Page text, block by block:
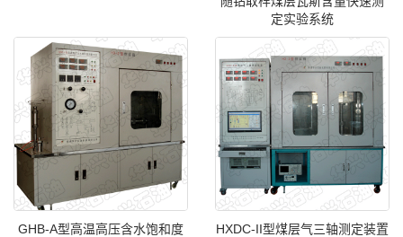
定实验系统
GHB-A型高温高压含水饱和度
HXDC-II型煤层气三轴测定装置